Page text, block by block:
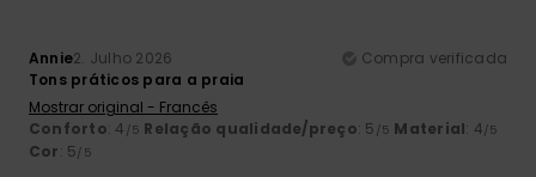
Annie2. Julho 2026
Compra verificada
Tons práticos para a praia
Mostrar original - Francês
Conforto: 4 /5 Relação qualidade/preço: 5 /5 Material: 4/5
Cor: 5/5